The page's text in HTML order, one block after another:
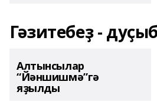
Гәзитебеҙ -
Алтынсылар
“Йәншишмә”гә
яҙылды